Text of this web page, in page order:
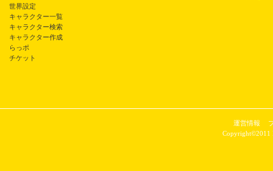
世界設定
キャラクター一覧
キャラクター検索
キャラクター作成
らっポ
チケット
運営情報
Copyright©2011